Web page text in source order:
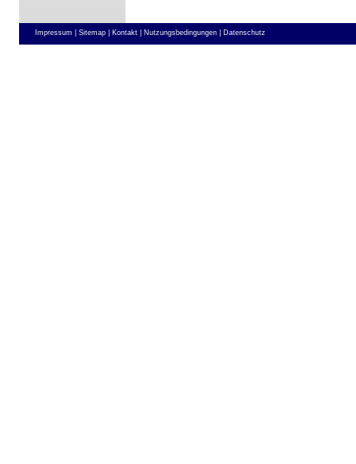
Impressum | Sitemap | Kontakt | Nutzungsbedingungen | Datenschutz